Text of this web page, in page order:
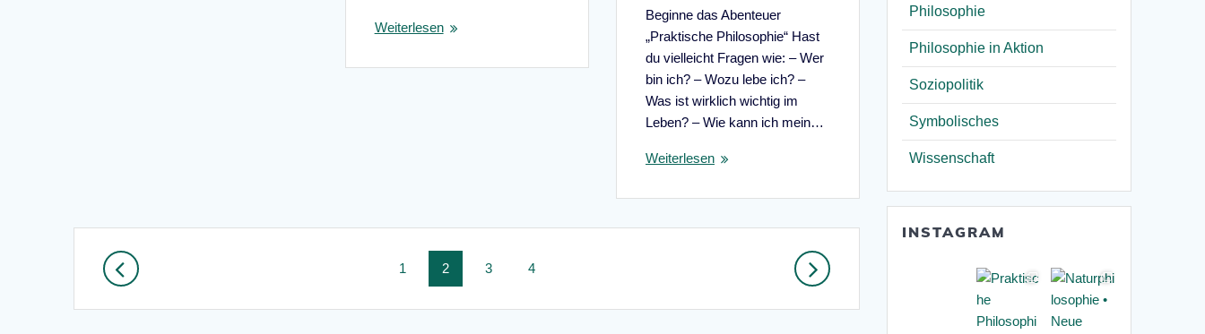
Weiterlesen
Beginne das Abenteuer
„Praktische Philosophie“ Hast
du vielleicht Fragen wie: – Wer
bin ich? – Wozu lebe ich? –
Was ist wirklich wichtig im
Leben? – Wie kann ich mein…
Weiterlesen
Beitragsnavigation Seite
1 Seite
2 Seite
3 Seite
4
Philosophie
Philosophie in Aktion
Soziopolitik
Symbolisches
Wissenschaft
INSTAGRAM